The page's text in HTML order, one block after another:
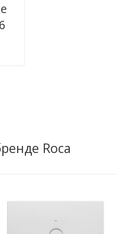
Roca